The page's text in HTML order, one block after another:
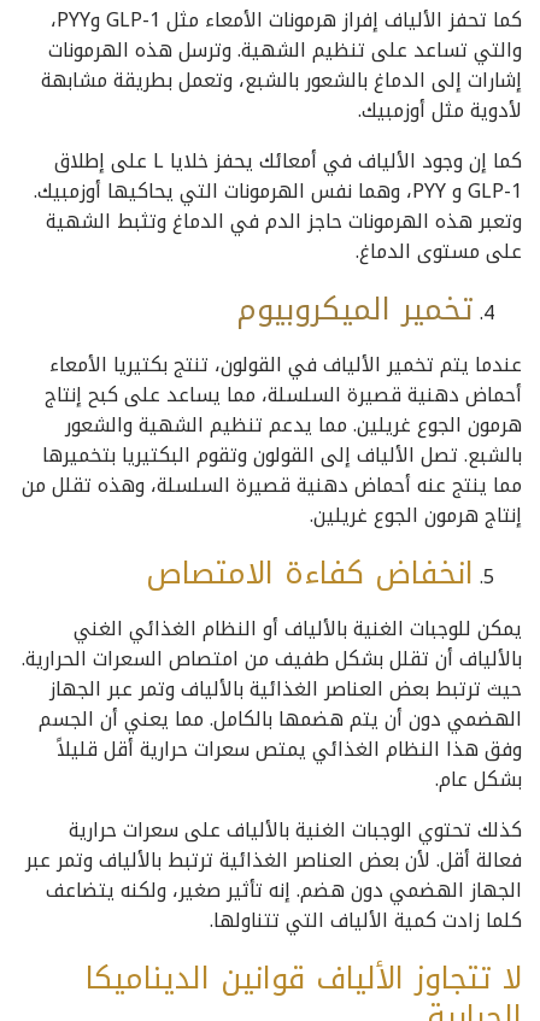
كما تحفز الألياف إفراز هرمونات الأمعاء مثل GLP-1 وPYY،
والتي تساعد على تنظيم الشهية. وترسل هذه الهرمونات
إشارات إلى الدماغ بالشعور بالشبع، وتعمل بطريقة مشابهة
لأدوية مثل أوزمبيك.
كما إن وجود الألياف في أمعائك يحفز خلايا L على إطلاق
GLP-1 و PYY، وهما نفس الهرمونات التي يحاكيها أوزمبيك.
وتعبر هذه الهرمونات حاجز الدم في الدماغ وتثبط الشهية
على مستوى الدماغ.
تخمير الميكروبيوم
عندما يتم تخمير الألياف في القولون، تنتج بكتيريا الأمعاء
أحماض دهنية قصيرة السلسلة، مما يساعد على كبح إنتاج
هرمون الجوع غريلين. مما يدعم تنظيم الشهية والشعور
بالشبع. تصل الألياف إلى القولون وتقوم البكتيريا بتخميرها
مما ينتج عنه أحماض دهنية قصيرة السلسلة، وهذه تقلل من
إنتاج هرمون الجوع غريلين.
انخفاض كفاءة الامتصاص
يمكن للوجبات الغنية بالألياف أو النظام الغذائي الغني
بالألياف أن تقلل بشكل طفيف من امتصاص السعرات الحرارية.
حيث ترتبط بعض العناصر الغذائية بالألياف وتمر عبر الجهاز
الهضمي دون أن يتم هضمها بالكامل. مما يعني أن الجسم
وفق هذا النظام الغذائي يمتص سعرات حرارية أقل قليلاً
بشكل عام.
كذلك تحتوي الوجبات الغنية بالألياف على سعرات حرارية
فعالة أقل. لأن بعض العناصر الغذائية ترتبط بالألياف وتمر عبر
الجهاز الهضمي دون هضم. إنه تأثير صغير، ولكنه يتضاعف
كلما زادت كمية الألياف التي تتناولها.
لا تتجاوز الألياف قوانين الديناميكا